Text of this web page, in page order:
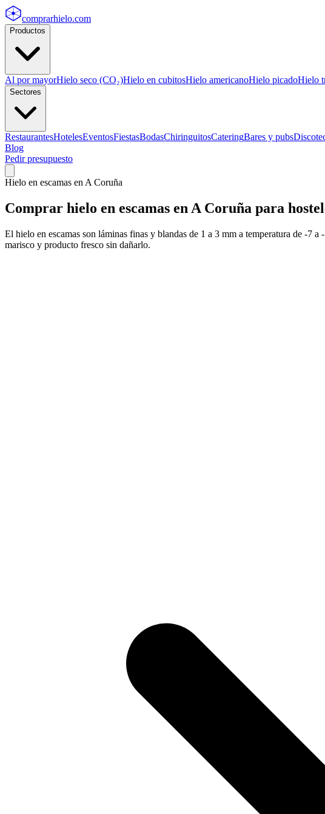
comprarhielo.com
Productos
Al por mayorHielo seco (CO₂)Hielo en cubitosHielo americanoHielo picadoHielo
Sectores
RestaurantesHotelesEventosFiestasBodasChiringuitosCateringBares y pubs
Blog
Pedir presupuesto
Hielo en escamas en A Coruña
Comprar hielo en escamas en A Coruña para
El hielo en escamas son láminas finas y blandas de 1 a 3 mm a temperatura de -7
marisco y producto fresco sin dañarlo.